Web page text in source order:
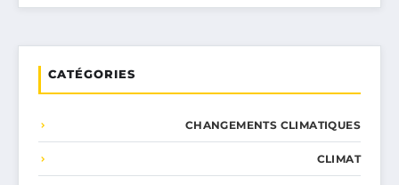
CATÉGORIES
CHANGEMENTS CLIMATIQUES
CLIMAT